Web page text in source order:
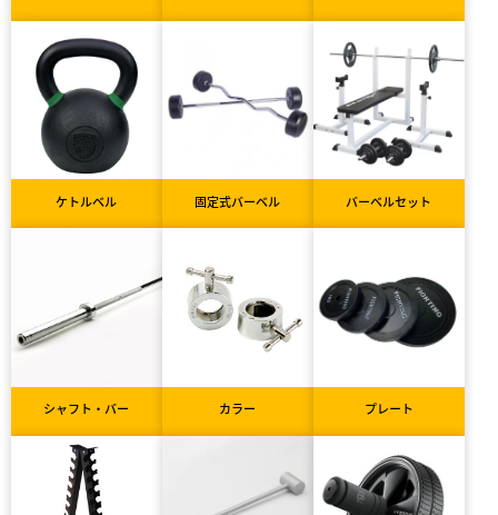
ケトルベル 固定式バーベル バーベルセット
シャフト・バー カラー プレート